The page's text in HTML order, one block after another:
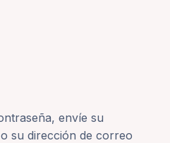
envíe su
su dirección de correo